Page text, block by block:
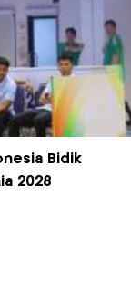
Bidik
2028